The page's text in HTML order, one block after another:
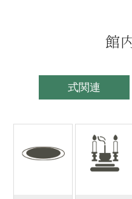
館
式関連